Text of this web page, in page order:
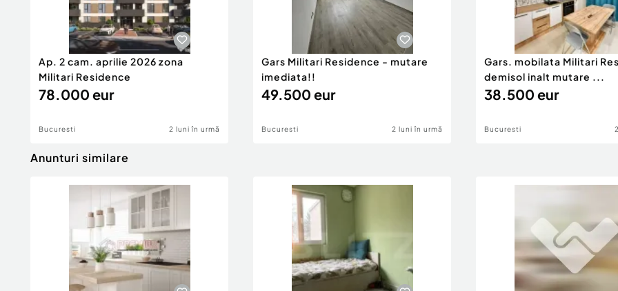
Ap. 2 cam. aprilie 2026 zona
Militari Residence
78.000 eur
Bucuresti 2 luni în urmă
Gars Militari Residence - mutare
imediata!!
49.500 eur
Bucuresti 2 luni în urmă
Gars. mobilata Militari
demisol inalt mutare ...
38.500 eur
Bucuresti
Anunturi similare